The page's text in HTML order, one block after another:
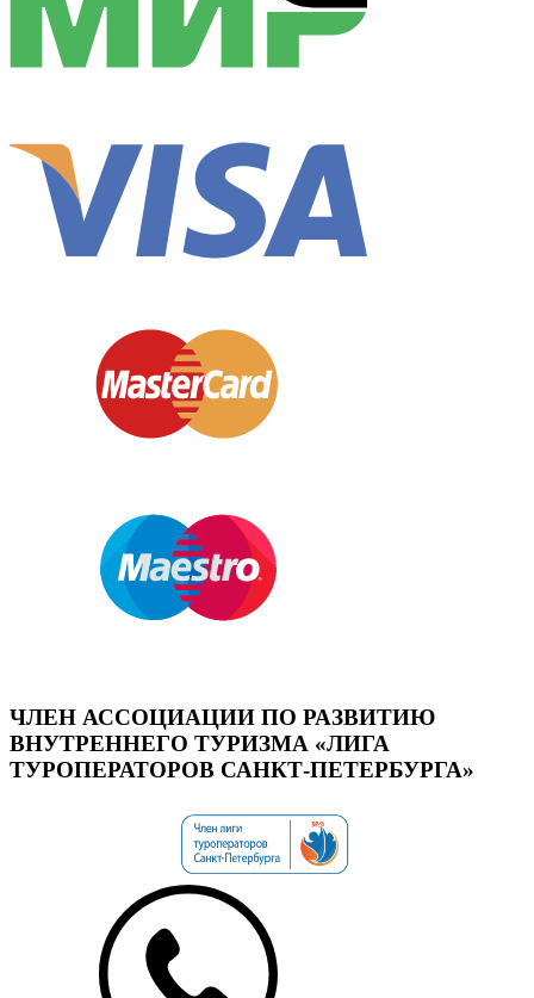
ЧЛЕН АССОЦИАЦИИ ПО РАЗВИТИЮ
ВНУТРЕННЕГО ТУРИЗМА «ЛИГА
ТУРОПЕРАТОРОВ САНКТ-ПЕТЕРБУРГА»